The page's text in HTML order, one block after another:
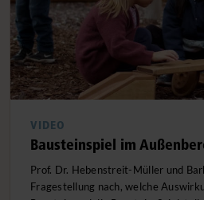
VIDEO
Bausteinspiel im
Prof. Dr. Hebenstreit-Müller und
Fragestellung nach, welche